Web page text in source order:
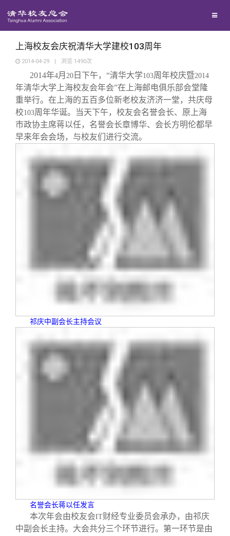
地区联络
年级联络
院系校友工作
专业委员会
回馈母校
捐赠项目
捐赠新闻
捐赠纪事
媒体平台
《清华校友通讯》
《水木清华》
百年清华
清华人物
校友文苑
校友讲坛
校友视界
校友服务
三创大赛
实用信息
会长致辞
总会章程
理事会名单
制度法规
上海校友会庆祝清华大学建校103周年
2014-04-29 | 浏览 1490次
2014年4月 20 日下午，“清华大学103周年校庆暨2014
年清华大学上海校友会年会”在上海邮电俱乐部会堂隆
重举行。在上海的五百多位新老校友济济一堂，共庆母
校103周年华诞。当天下午，校友会名誉会长、原上海
市政协主席蒋以任，名誉会长章博华、会长方明伦都早
早来年会会场，与校友们进行交流。
祁庆中副会长主持会议
名誉会长蒋以任发言
本次年会由校友会IT财经专业委员会承办，由祁庆
中副会长主持。大会共分三个环节进行。第一环节是由